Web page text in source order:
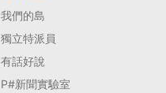
我們的島
獨立特派員
有話好說
P#新聞實驗室